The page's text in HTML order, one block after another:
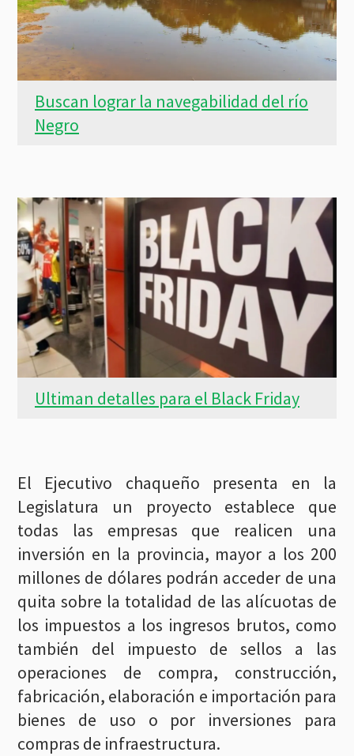
Buscan lograr la navegabilidad del río
Negro
Ultiman detalles para el Black Friday
El Ejecutivo chaqueño presenta en la
Legislatura un proyecto establece que
todas las empresas que realicen una
inversión en la provincia, mayor a los 200
millones de dólares podrán acceder de una
quita sobre la totalidad de las alícuotas de
los impuestos a los ingresos brutos, como
también del impuesto de sellos a las
operaciones de compra, construcción,
fabricación, elaboración e importación para
bienes de uso o por inversiones para
compras de infraestructura.